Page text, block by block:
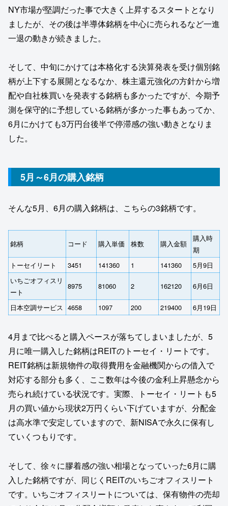
NY市場が堅調だった事で大きく上昇するスタートとなり
ましたが、その後は半導体銘柄を中心に売られるなど一進
一退の動きが続きました。
そして、中旬にかけては本格化する決算発表を受け個別銘
柄が上下する展開となるなか、株主還元強化の方針から増
配や自社株買いを発表する銘柄も多かったですが、今期予
測を保守的に予想している銘柄が多かった事もあってか、
6月にかけても3万円台後半で停滞感の強い動きとなりま
した。
5月～6月の購入銘柄
そんな5月、6月の購入銘柄は、こちらの3銘柄です。
銘柄 コード 購入単価 株数 購入金額
購入時
期
トーセイリート
3451 141360 1 141360
5月9日
いちごオフィスリ
ート
8975 81060 2 162120 6月6日
日本空調サービス 4658 1097 200 219400 6月19日
4月まで比べると購入ペースが落ちてしまいましたが、5
月に唯一購入した銘柄はREITのトーセイ・リートです。
REIT銘柄は新規物件の取得費用を金融機関からの借入で
対応する部分も多く、ここ数年は今後の金利上昇懸念から
売られ続けている状況です。実際、トーセイ・リートも5
月の買い値から現状2万円くらい下げていますが、分配金
は高水準で安定していますので、新NISAで永久に保有し
ていくつもりです。
そして、徐々に膠着感の強い相場となっていった6月に購
入した銘柄ですが、同じくREITのいちごオフィスリート
です。いちごオフィスリートについては、保有物件の売却